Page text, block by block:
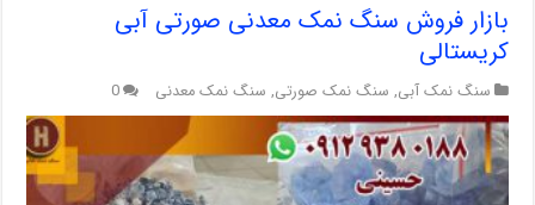
بازار فروش سنگ نمک معدنی صورتی آبی
کریستالی
سنگ نمک آبی, سنگ نمک صورتی, سنگ نمک معدنی 0